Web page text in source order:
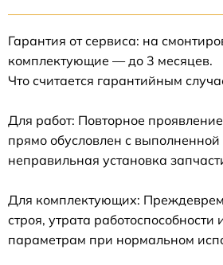
Гарантия от сервиса: на
комплектующие — до 3 месяцев.
Что считается гарантийным
Для работ: Повторное
прямо обусловлен с
неправильная установка
Для комплектующих:
строя, утрата работоспособности
параметрам при нормальном